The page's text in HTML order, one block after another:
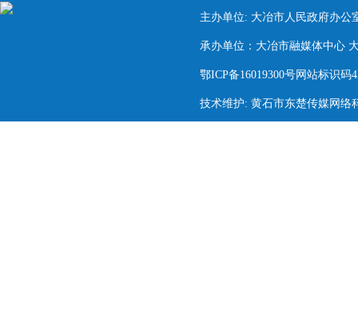
主办单位: 大冶市人民政府办公
承办单位：大冶市融媒体中心
鄂ICP备16019300号网站标识码
技术维护: 黄石市东楚传媒网络